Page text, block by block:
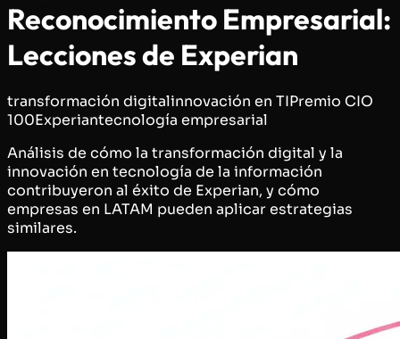
Reconocimiento Empresarial:
Lecciones de Experian
transformación digitalinnovación en TIPremio CIO
100Experiantecnología empresarial
Análisis de cómo la transformación digital y la
innovación en tecnología de la información
contribuyeron al éxito de Experian, y cómo
empresas en LATAM pueden aplicar estrategias
similares.